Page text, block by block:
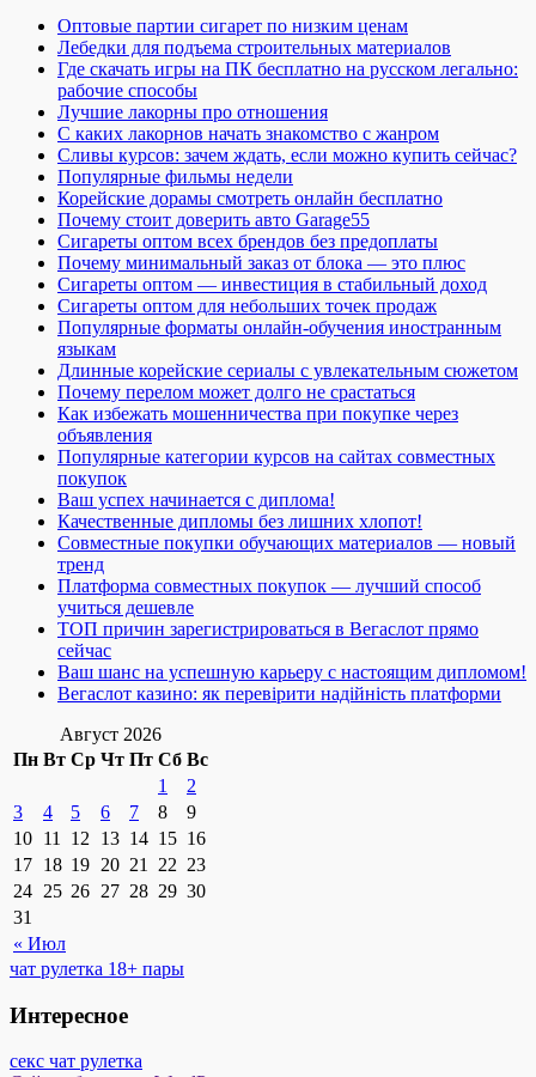
Оптовые партии сигарет по низким ценам
Лебедки для подъема строительных материалов
Где скачать игры на ПК бесплатно на русском легально:
рабочие способы
Лучшие лакорны про отношения
С каких лакорнов начать знакомство с жанром
Сливы курсов: зачем ждать, если можно купить сейчас?
Популярные фильмы недели
Корейские дорамы смотреть онлайн бесплатно
Почему стоит доверить авто Garage55
Сигареты оптом всех брендов без предоплаты
Почему минимальный заказ от блока — это плюс
Сигареты оптом — инвестиция в стабильный доход
Сигареты оптом для небольших точек продаж
Популярные форматы онлайн-обучения иностранным
языкам
Длинные корейские сериалы с увлекательным сюжетом
Почему перелом может долго не срастаться
Как избежать мошенничества при покупке через
объявления
Популярные категории курсов на сайтах совместных
покупок
Ваш успех начинается с диплома!
Качественные дипломы без лишних хлопот!
Совместные покупки обучающих материалов — новый
тренд
Платформа совместных покупок — лучший способ
учиться дешевле
ТОП причин зарегистрироваться в Вегаслот прямо
сейчас
Ваш шанс на успешную карьеру с настоящим дипломом!
Вегаслот казино: як перевірити надійність платформи
Август 2026
Пн Вт Ср Чт Пт Сб Вс
« Июл
1
2
3
4 5 6 7 8
9
10 11 12 13 14 15 16
17 18 19 20 21 22 23
24 25 26 27 28 29 30
31
чат рулетка 18+ пары
Интересное
секс чат рулетка